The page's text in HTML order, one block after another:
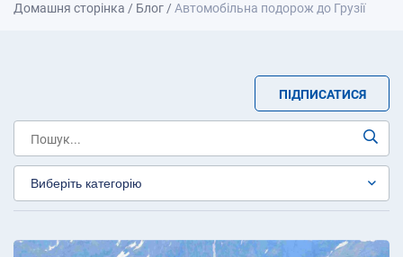
Домашня сторінка / Блог /Автомобільна подорож до Грузії
ПІДПИСАТИСЯ